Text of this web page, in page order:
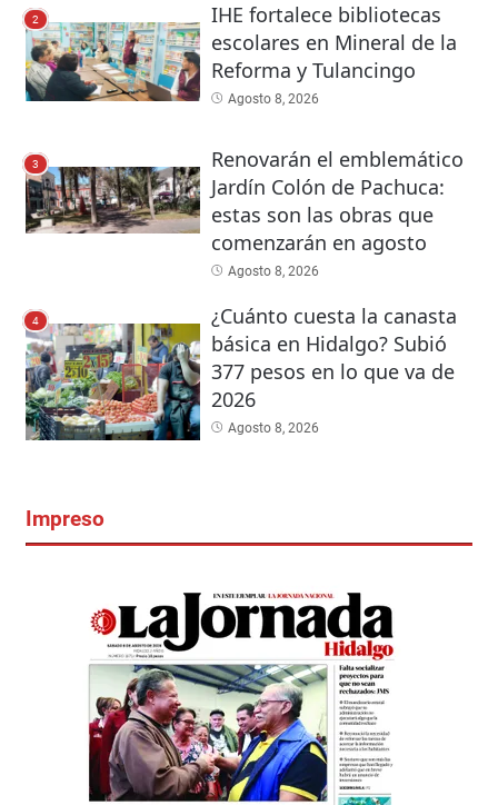
2
IHE fortalece bibliotecas
escolares en Mineral de la
Reforma y Tulancingo
Agosto 8, 2026
3
Renovarán el emblemático
Jardín Colón de Pachuca:
estas son las obras que
comenzarán en agosto
Agosto 8, 2026
4
¿Cuánto cuesta la canasta
básica en Hidalgo? Subió
377 pesos en lo que va de
2026
Agosto 8, 2026
Impreso